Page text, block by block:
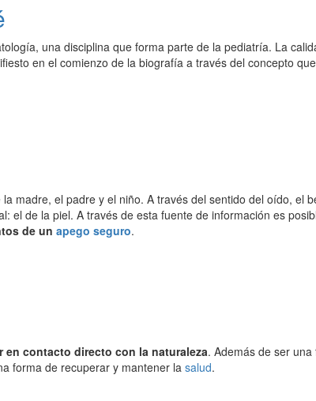
una disciplina que forma parte de la pediatría. La
en el comienzo de la biografía a través del concepto
madre, el padre y el niño. A través del sentido del oído, el
el de la piel. A través de esta fuente de información es
de un apego seguro.
en contacto directo con la naturaleza. Además de ser
forma de recuperar y mantener la salud.